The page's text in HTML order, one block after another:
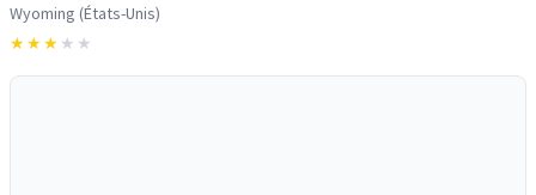
Wyoming (États-Unis)
★★★ ★ ★